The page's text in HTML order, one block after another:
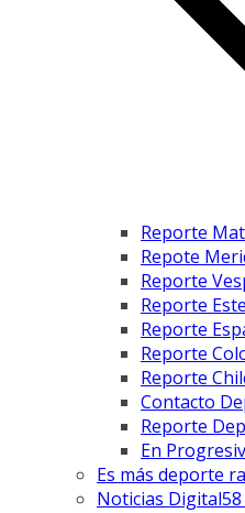
Reporte
Repote
Reporte
Reporte
Reporte
Reporte
Reporte
Contacto
Reporte
En
Es más deporte
Noticias